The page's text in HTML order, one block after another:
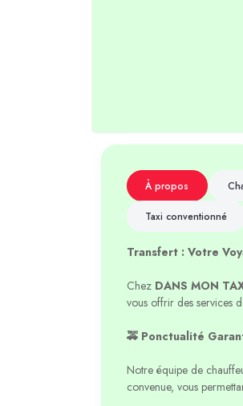
À propos
Taxi conventionné
Transfert : Votre
Chez DANS MON
vous offrir des services
🚕 Ponctualité
Notre équipe de
convenue, vous